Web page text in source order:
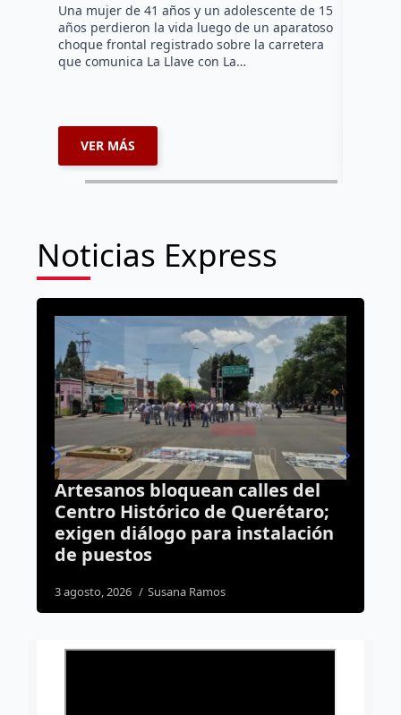
Una mujer de 41 años y un adolescente de 15
años perdieron la vida luego de un aparatoso
choque frontal registrado sobre la carretera
que comunica La Llave con La…
VER MÁS
Noticias Express
del
Programa Poliniza
incrementa 157% el número
apicultores en la capital